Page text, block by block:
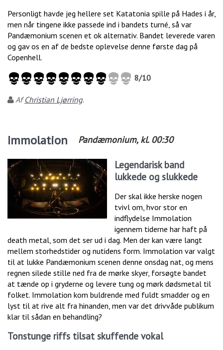
Personligt havde jeg hellere set Katatonia spille på Hades i år,
men når tingene ikke passede ind i bandets turné, så var
Pandæmonium scenen et ok alternativ. Bandet leverede varen
og gav os en af de bedste oplevelse denne første dag på
Copenhell.
8/10
AfChristian Ljørring.
Immolation Pandæmonium, kl. 00:30
Legendarisk band
lukkede og slukkede
Der skal ikke herske nogen
tvivl om, hvor stor en
indflydelse Immolation
igennem tiderne har haft på
death metal, som det ser ud i dag. Men der kan være langt
mellem storhedstider og nutidens form. Immolation var valgt
til at lukke Pandæmonium scenen denne onsdag nat, og mens
regnen silede stille ned fra de mørke skyer, forsøgte bandet
at tænde op i gryderne og levere tung og mørk dødsmetal til
folket. Immolation kom buldrende med fuldt smadder og en
lyst til at rive alt fra hinanden, men var det drivvåde publikum
klar til sådan en behandling?
Tonstunge riffs tilsat skuffende vokal